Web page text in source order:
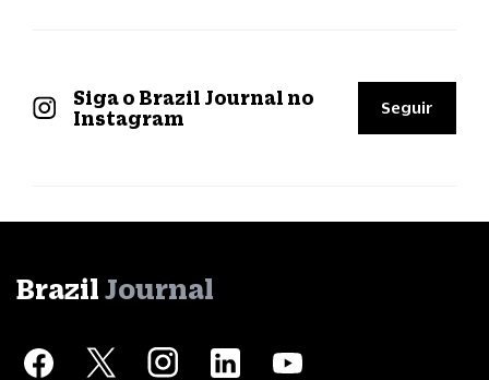
Siga o Brazil Journal no
Instagram
Seguir
Brazil Journal